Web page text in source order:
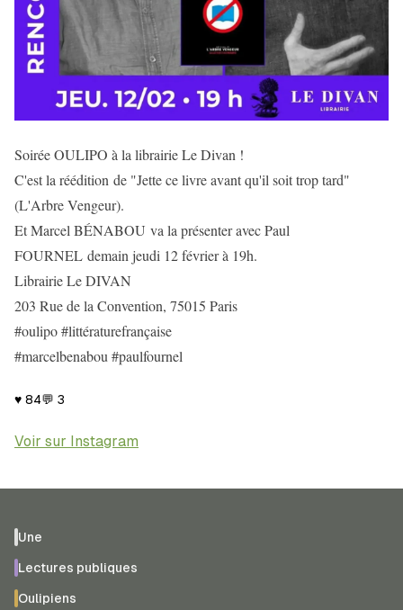
Soirée OULIPO à la librairie Le Divan !
C'est la réédition de "Jette ce livre avant qu'il soit trop tard"
(L'Arbre Vengeur).
Et Marcel BÉNABOU va la présenter avec Paul
FOURNEL demain jeudi 12 février à 19h.
Librairie Le DIVAN
203 Rue de la Convention, 75015 Paris
#oulipo #littératurefrançaise
#marcelbenabou #paulfournel
♥ 84💬 3
Voir sur Instagram
Une
Lectures publiques
Oulipiens